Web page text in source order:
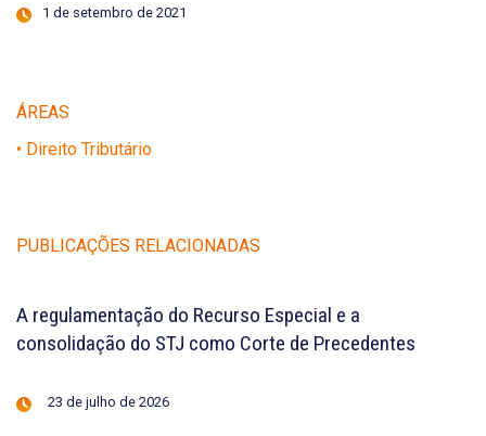
1 de setembro de 2021
ÁREAS
• Direito Tributário
PUBLICAÇÕES RELACIONADAS
A regulamentação do Recurso Especial e a
consolidação do STJ como Corte de Precedentes
23 de julho de 2026